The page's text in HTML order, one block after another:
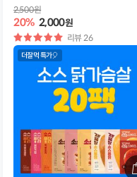
20% 2,000원
2,500원
별
점
리뷰 26
더잘먹 특가🎈